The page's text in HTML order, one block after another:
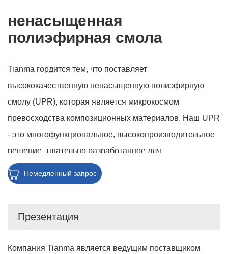
ненасыщенная
полиэфирная смола
Tianma гордится тем, что поставляет
высококачественную ненасыщенную полиэфирную
смолу (UPR), которая является микрокосмом
превосходства композиционных материалов. Наш UPR
- это многофункциональное, высокопроизводительное
решение, тщательно разработанное для
удовлетворения разнообразных потребностей
различных отраслей. Наша UPR, известная своей
химической стойкостью, является краеугольным
ненасыщенная полиэфирная смола всегда
Немедленный запрос
Презентация
Компания Tianma является ведущим поставщиком